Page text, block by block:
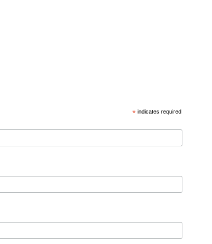
* indicates required